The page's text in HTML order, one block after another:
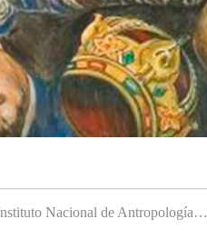
Nacional de Antropología…